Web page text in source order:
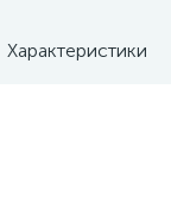
Характеристики